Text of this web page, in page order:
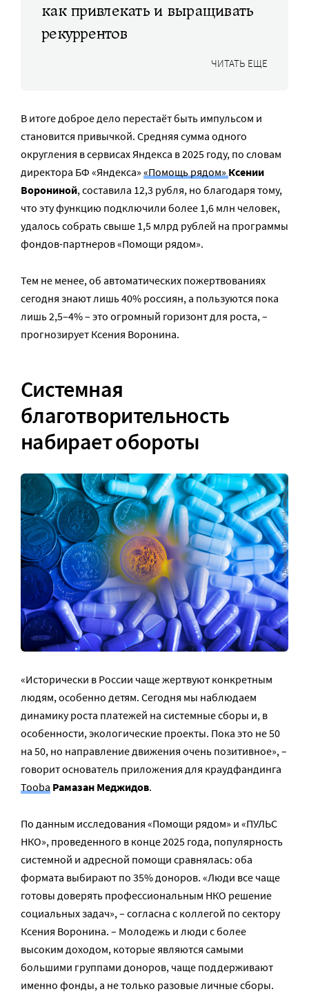
как привлекать и выращивать
рекуррентов
ЧИТАТЬ ЕЩЕ
В итоге доброе дело перестаёт быть импульсом и
становится привычкой. Средняя сумма одного
округления в сервисах Яндекса в 2025 году, по словам
директора БФ «Яндекса» «Помощь рядом»Ксении
Ворониной, составила 12,3 рубля, но благодаря тому,
что эту функцию подключили более 1,6 млн человек,
удалось собрать свыше 1,5 млрд рублей на программы
фондов-партнеров «Помощи рядом».
Тем не менее, об автоматических пожертвованиях
сегодня знают лишь 40% россиян, а пользуются пока
лишь 2,5–4% – это огромный горизонт для роста, –
прогнозирует Ксения Воронина.
Системная
благотворительность
набирает обороты
«Исторически в России чаще жертвуют конкретным
людям, особенно детям. Сегодня мы наблюдаем
динамику роста платежей на системные сборы и, в
особенности, экологические проекты. Пока это не 50
на 50, но направление движения очень позитивное», –
говорит основатель приложения для краудфандинга
Tooba Рамазан Меджидов.
По данным исследования «Помощи рядом» и «ПУЛЬС
НКО», проведенного в конце 2025 года, популярноcть
системной и адресной помощи сравнялась: оба
формата выбирают по 35% доноров. «Люди все чаще
готовы доверять профессиональным НКО решение
социальных задач», – согласна с коллегой по сектору
Ксения Воронина. – Молодежь и люди с более
высоким доходом, которые являются самыми
большими группами доноров, чаще поддерживают
именно фонды, а не только разовые личные сборы.